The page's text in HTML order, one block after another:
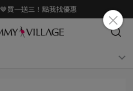
買一送三！點我找優惠